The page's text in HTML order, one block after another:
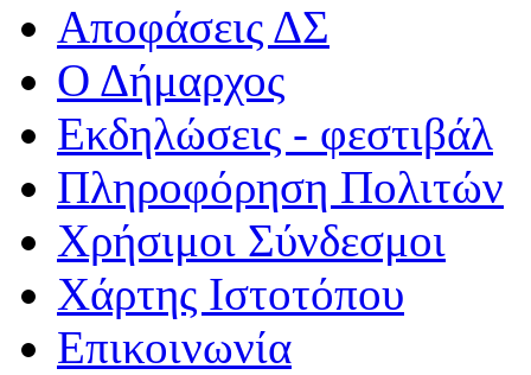
Αποφάσεις ΔΣ
Ο Δήμαρχος
Εκδηλώσεις - φεστιβάλ
Πληροφόρηση Πολιτών
Χρήσιμοι Σύνδεσμοι
Χάρτης Ιστοτόπου
Επικοινωνία